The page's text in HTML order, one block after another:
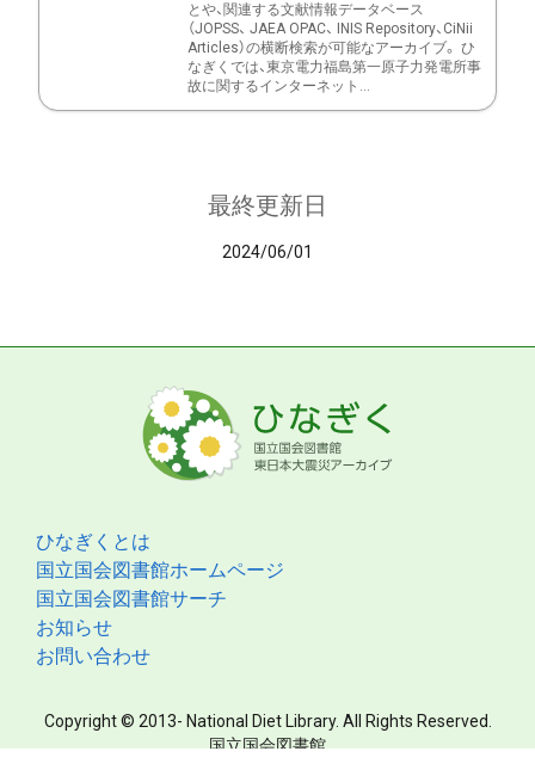
とや、関連する文献情報データベース
（JOPSS、 JAEA OPAC、 INIS Repository、CiNii
Articles）の横断検索が可能なアーカイブ。 ひ
なぎくでは、東京電力福島第一原子力発電所事
故に関するインターネット...
最終更新日
2024/06/01
ひなぎくとは
国立国会図書館ホームページ
国立国会図書館サーチ
お知らせ
お問い合わせ
Copyright © 2013- National Diet Library. All Rights Reserved.